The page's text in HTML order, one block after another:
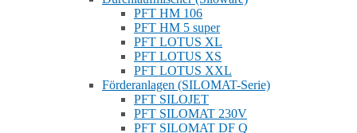
PFT HM 106
PFT HM 5 super
PFT LOTUS XL
PFT LOTUS XS
PFT LOTUS XXL
Förderanlagen (SILOMAT-Serie)
PFT SILOJET
PFT SILOMAT 230V
PFT SILOMAT DF Q